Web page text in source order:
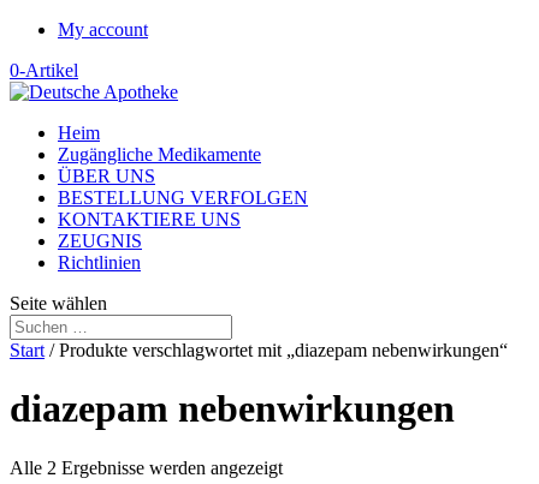
My account
0-Artikel
Heim
Zugängliche Medikamente
ÜBER UNS
BESTELLUNG VERFOLGEN
KONTAKTIERE UNS
ZEUGNIS
Richtlinien
Seite wählen
Start / Produkte verschlagwortet mit „diazepam nebenwirkungen“
diazepam nebenwirkungen
Alle 2 Ergebnisse werden angezeigt